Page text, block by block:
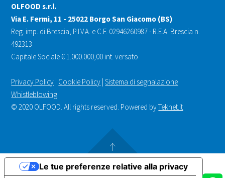
OLFOOD s.r.l.
Via E. Fermi, 11 - 25022 Borgo San Giacomo (BS)
Reg. imp. di Brescia, P.I.V.A. e C.F. 02946260987 - R.E.A. Brescia n.
492313
Capitale Sociale € 1.000.000,00 int. versato
Privacy Policy Cookie Policy |Sistema di segnalazione
Whistleblowing
© 2020 OLFOOD. All rights reserved. Powered byTeknet.it
Le tue preferenze relative alla privacy